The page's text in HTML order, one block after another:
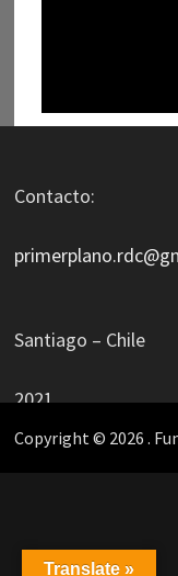
Contacto:
Santiago – Chile
2021
Copyright © 2026 .
Translate »